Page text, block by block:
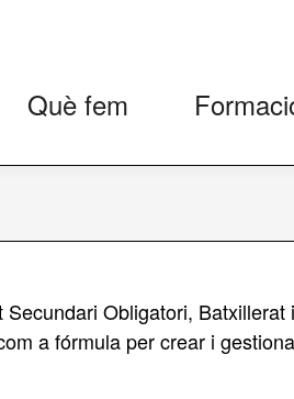
Què fem
Obligatori,
a fórmula per crear i